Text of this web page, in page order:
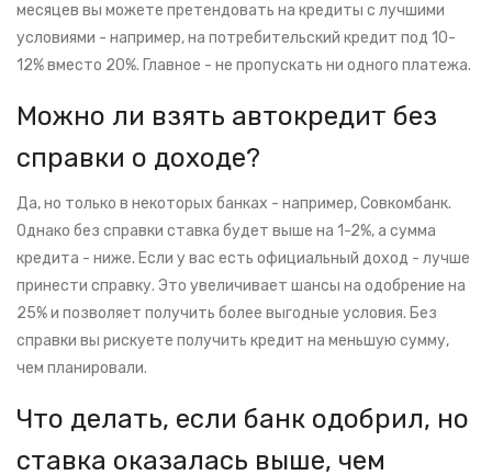
месяцев вы можете претендовать на кредиты с лучшими
условиями - например, на потребительский кредит под 10-
12% вместо 20%. Главное - не пропускать ни одного платежа.
Можно ли взять автокредит без
справки о доходе?
Да, но только в некоторых банках - например, Совкомбанк.
Однако без справки ставка будет выше на 1-2%, а сумма
кредита - ниже. Если у вас есть официальный доход - лучше
принести справку. Это увеличивает шансы на одобрение на
25% и позволяет получить более выгодные условия. Без
справки вы рискуете получить кредит на меньшую сумму,
чем планировали.
Что делать, если банк одобрил, но
ставка оказалась выше, чем